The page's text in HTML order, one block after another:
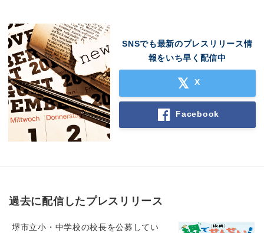
SNSでも最新のプレスリリース情
報をいち早く配信中
X
Facebook
過去に配信したプレスリリース
堺市立小・中学校の校長を公募してい